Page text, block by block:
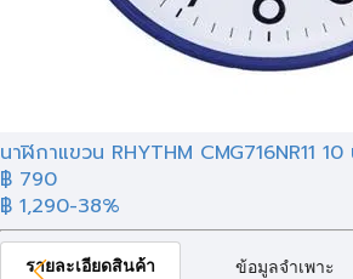
นาฬิกาแขวน RHYTHM CMG716NR11
฿ 790
฿ 1,290-38%
รายละเอียดสินค้า ข้อมูลจำเพาะ